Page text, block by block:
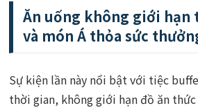
Ăn uống không giới hạn
và món Á thỏa sức
Sự kiện lần này nổi bật với tiệc
thời gian, không giới hạn đồ ăn